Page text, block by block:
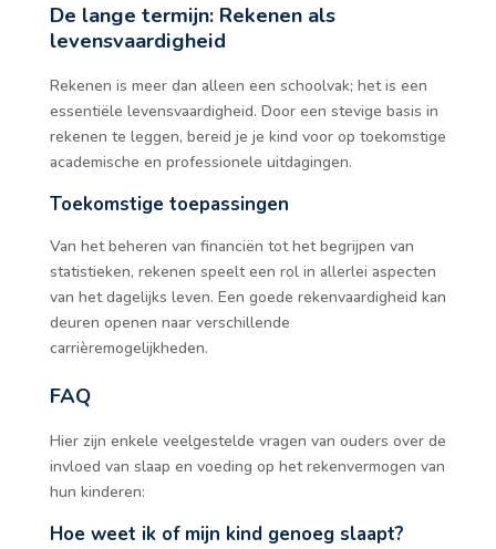
De lange termijn: Rekenen als
levensvaardigheid
Rekenen is meer dan alleen een schoolvak; het is een
essentiële levensvaardigheid. Door een stevige basis in
rekenen te leggen, bereid je je kind voor op toekomstige
academische en professionele uitdagingen.
Toekomstige toepassingen
Van het beheren van financiën tot het begrijpen van
statistieken, rekenen speelt een rol in allerlei aspecten
van het dagelijks leven. Een goede rekenvaardigheid kan
deuren openen naar verschillende
carrièremogelijkheden.
FAQ
Hier zijn enkele veelgestelde vragen van ouders over de
invloed van slaap en voeding op het rekenvermogen van
hun kinderen:
Hoe weet ik of mijn kind genoeg slaapt?